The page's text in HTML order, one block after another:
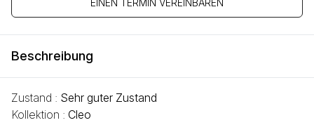
EINEN TERMIN VEREINBAREN
Beschreibung
Zustand : Sehr guter Zustand
Kollektion : Cleo